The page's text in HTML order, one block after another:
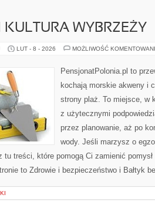
KULTURA WYBRZEŻY
LUT - 8 - 2026 MOŻLIWOŚĆ
PensjonatPolonia.pl to
kochają morskie akweny i
strony plaż. To miejsce, w
z użytecznymi
przez planowanie, aż po
wody. Jeśli marzysz o
tu treści, które pomogą Ci zamienić
to Zdrowie i bezpieczeństwo i Bałtyk